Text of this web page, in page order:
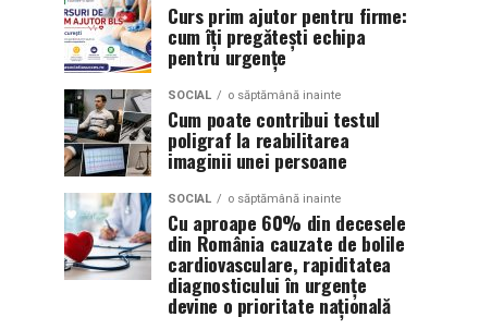
Curs prim ajutor pentru firme:
cum îți pregătești echipa
pentru urgențe
SOCIAL o săptămână inainte
Cum poate contribui testul
poligraf la reabilitarea
imaginii unei persoane
SOCIAL o săptămână inainte
Cu aproape 60% din decesele
din România cauzate de bolile
cardiovasculare, rapiditatea
diagnosticului în urgențe
devine o prioritate națională